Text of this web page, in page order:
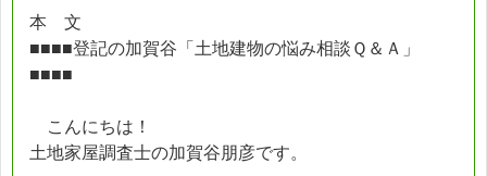
本 文
■■■■登記の加賀谷「土地建物の悩み相談Ｑ＆Ａ」
■■■■
こんにちは！
土地家屋調査士の加賀谷朋彦です。